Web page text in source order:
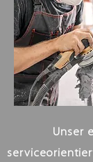
Unser